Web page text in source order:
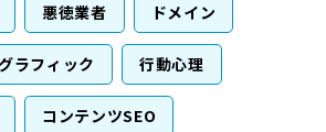
悪徳業者 ドメイン
ラフィック 行動心理
コンテンツSEO